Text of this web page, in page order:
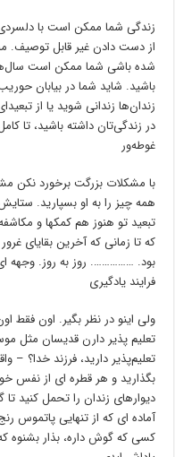
زندگی شما ممکن است با دلسردی
از دست دادن غیر قابل توصیف.
شده باشی شما ممکن است
باشید. شاید شما در بیابان
زندان‌ها زندانی شوید یا از
در زندگی‌تان داشته باشید، تا
غوطه‌ور
با مشکلات بزرگت برخورد نکن
همه چیز را به او بسپارید.
تبعید تو هنوز هم کمکها و
که تا زمانی که ﺁخرین بقایای
بود. ……………. روز به روز.
فرایند یادگیری
ولی اینو در نظر بگیر. اون فقط
تعلیم پذیر دارن قدیسان مثل
تعلیم‌پذیر دارید، فرزند خدا؟ –
بگذارید و هر قطره ای از نفس
دیوارهای زندان را تحمل کنید تا
ﺁماده ای که از تنهایی پاتموس
کسی که گوش داره، بذار بشنوه